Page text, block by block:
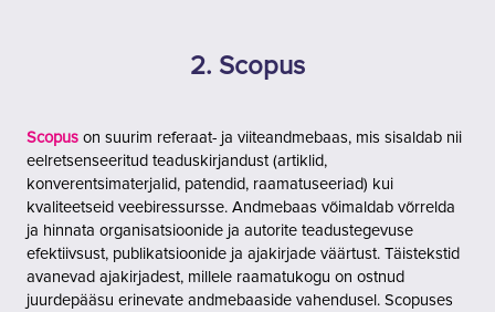
2. Scopus
Scopus on suurim referaat- ja viiteandmebaas, mis sisaldab nii
eelretsenseeritud teaduskirjandust (artiklid,
konverentsimaterjalid, patendid, raamatuseeriad) kui
kvaliteetseid veebiressursse. Andmebaas võimaldab võrrelda
ja hinnata organisatsioonide ja autorite teadustegevuse
efektiivsust, publikatsioonide ja ajakirjade väärtust. Täistekstid
avanevad ajakirjadest, millele raamatukogu on ostnud
juurdepääsu erinevate andmebaaside vahendusel. Scopuses